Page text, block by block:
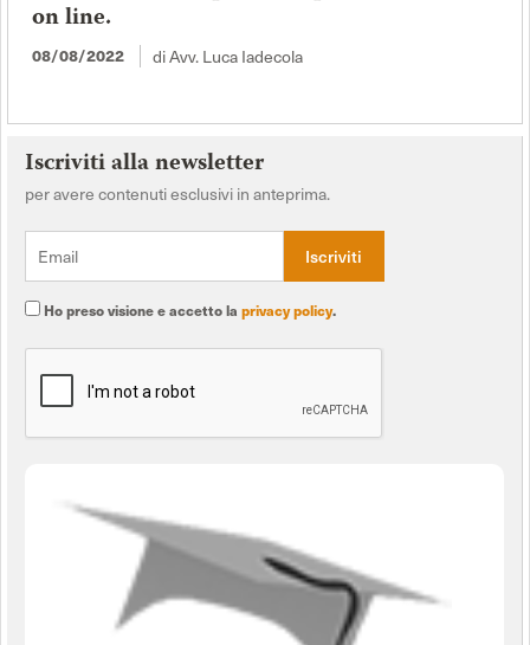
on line.
08/08/2022 di Avv. Luca Iadecola
Iscriviti alla newsletter
per avere contenuti esclusivi in anteprima.
Ho preso visione e accetto la privacy policy.